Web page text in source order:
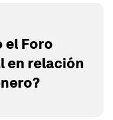
el Foro
en relación